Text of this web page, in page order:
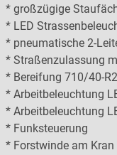
* großzügige
* LED
* pneumatische 2-
* Straßenzulassung
* Bereifung 710/40-
* Arbeitbeleuchtung
* Arbeitbeleuchtung
* Funksteuerung
* Forstwinde am Kran